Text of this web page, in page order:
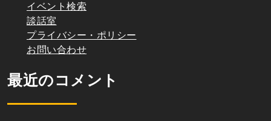
イベント検索
談話室
プライバシー・ポリシー
お問い合わせ
最近のコメント